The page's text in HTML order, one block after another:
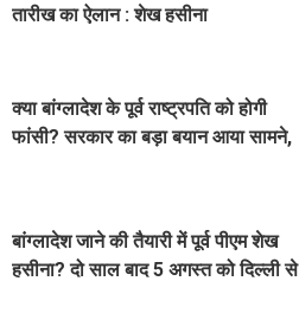
तारीख का ऐलान : शेख हसीना
क्या बांग्लादेश के पूर्व राष्ट्रपति को होगी
फांसी? सरकार का बड़ा बयान आया सामने,
बांग्लादेश जाने की तैयारी में पूर्व पीएम शेख
हसीना? दो साल बाद 5 अगस्त को दिल्ली से